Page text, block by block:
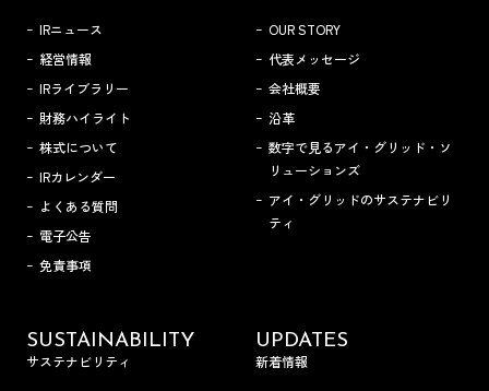
IRニュース
経営情報
IRライブラリー
財務ハイライト
株式について
IRカレンダー
よくある質問
電子公告
免責事項
OUR STORY
代表メッセージ
会社概要
沿革
数字で見るアイ・グリッド・ソ
リューションズ
アイ・グリッドのサステナビリ
ティ
SUSTAINABILITY
サステナビリティ
UPDATES
新着情報